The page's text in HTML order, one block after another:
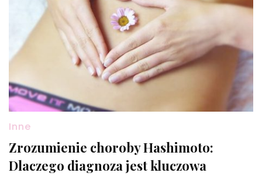
Inne
Zrozumienie choroby Hashimoto:
Dlaczego diagnoza jest kluczowa